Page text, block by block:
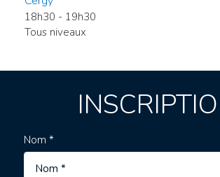
18h30 - 19h30
Tous niveaux
Nom *